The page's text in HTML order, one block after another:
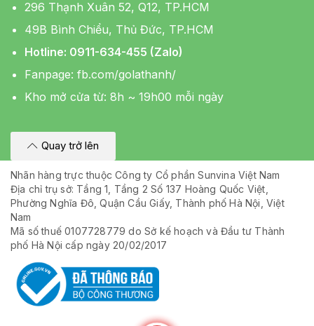
296 Thạnh Xuân 52, Q12, TP.HCM
49B Bình Chiểu, Thủ Đức, TP.HCM
Hotline: 0911-634-455 (Zalo)
Fanpage: fb.com/golathanh/
Kho mở cửa từ: 8h ~ 19h00 mỗi ngày
Quay trở lên
Nhãn hàng trực thuộc Công ty Cổ phần Sunvina Việt Nam
Địa chỉ trụ sở: Tầng 1, Tầng 2 Số 137 Hoàng Quốc Việt,
Phường Nghĩa Đô, Quận Cầu Giấy, Thành phố Hà Nội, Việt
Nam
Mã số thuế 0107728779 do Sở kế hoạch và Đầu tư Thành
phố Hà Nội cấp ngày 20/02/2017